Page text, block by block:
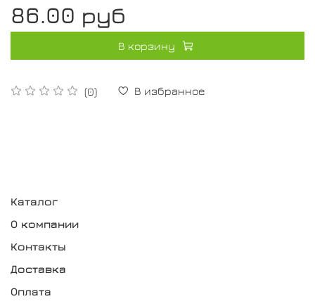
(0) В избранное
86.00 руб
В корзину
Каталог
О компании
Контакты
Доставка
Оплата